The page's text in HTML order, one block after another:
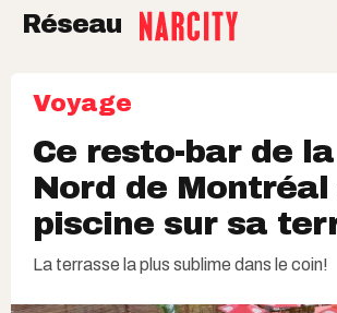
Réseau
Voyage
Ce resto-bar de
Nord de Montréal
piscine sur sa
La terrasse la plus sublime dans le coin!